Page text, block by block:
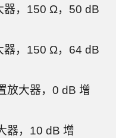
器，150 Ω，50 dB
器，150 Ω，64 dB
放大器，0 dB 增
器，10 dB 增